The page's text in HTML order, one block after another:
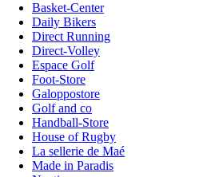
Basket-Center
Daily Bikers
Direct Running
Direct-Volley
Espace Golf
Foot-Store
Galoppostore
Golf and co
Handball-Store
House of Rugby
La sellerie de Maé
Made in Paradis